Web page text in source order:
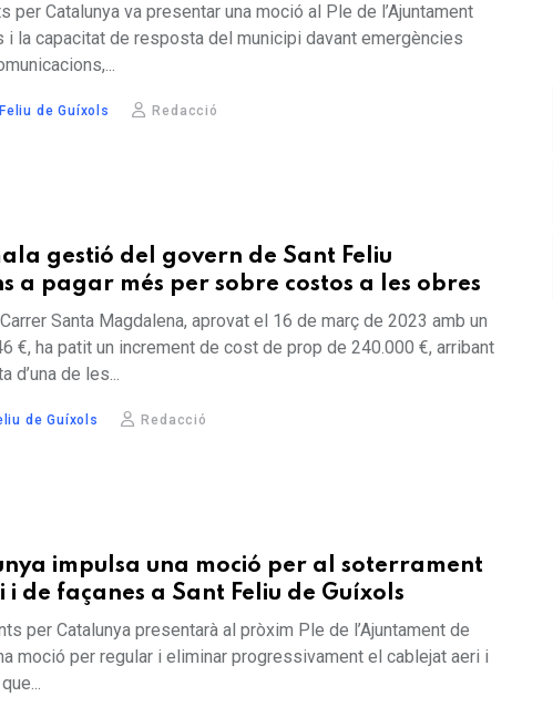
per Catalunya va presentar una moció al Ple de l’Ajuntament
la capacitat de resposta del municipi davant emergències
de Guíxols Redacció
gestió del govern de Sant Feliu
a pagar més per sobre costos a les obres
Santa Magdalena, aprovat el 16 de març de 2023 amb un
€, ha patit un increment de cost de prop de 240.000 €, arribant
d’una de les...
de Guíxols Redacció
impulsa una moció per al soterrament
de façanes a Sant Feliu de Guíxols
per Catalunya presentarà al pròxim Ple de l’Ajuntament de
moció per regular i eliminar progressivament el cablejat aeri i